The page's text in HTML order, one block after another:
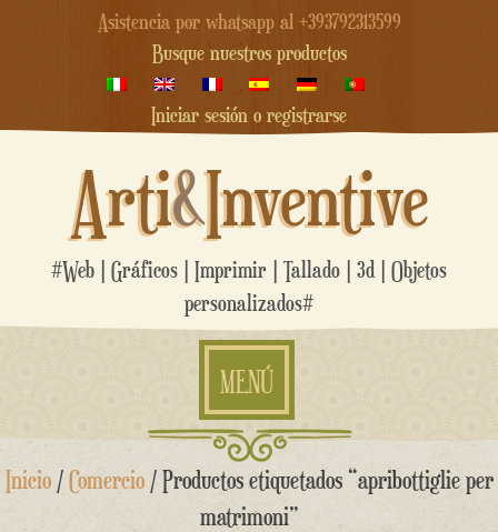
Asistencia por whatsapp al +393792313599
Busque nuestros productos
Iniciar sesión o registrarse
Arti&Inventive
#Web | Gráficos | Imprimir | Tallado | 3d | Objetos
personalizados#
MENÚ
saltar
Inicio/Comercio/ Productos etiquetados “apribottiglie per
matrimoni”